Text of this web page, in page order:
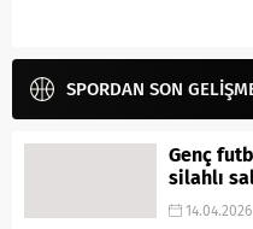
SPORDAN SON
Genç
silahlı
14.04.2026